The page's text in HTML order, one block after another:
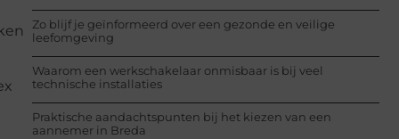
Zo blijf je geïnformeerd over een gezonde en veilige
leefomgeving
Waarom een werkschakelaar onmisbaar is bij veel
technische installaties
Praktische aandachtspunten bij het kiezen van een
aannemer in Breda